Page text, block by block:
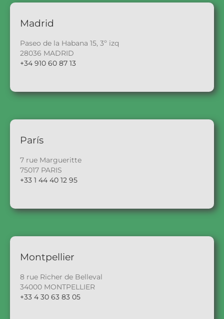
Madrid
Paseo de la Habana 15, 3º izq
28036 MADRID
+34 910 60 87 13
París
7 rue Margueritte
75017 PARIS
+33 1 44 40 12 95
Montpellier
8 rue Richer de Belleval
34000 MONTPELLIER
+33 4 30 63 83 05